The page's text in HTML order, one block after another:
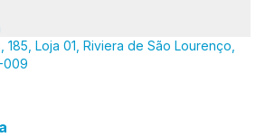
Loja 01, Riviera de São Lourenço,
009